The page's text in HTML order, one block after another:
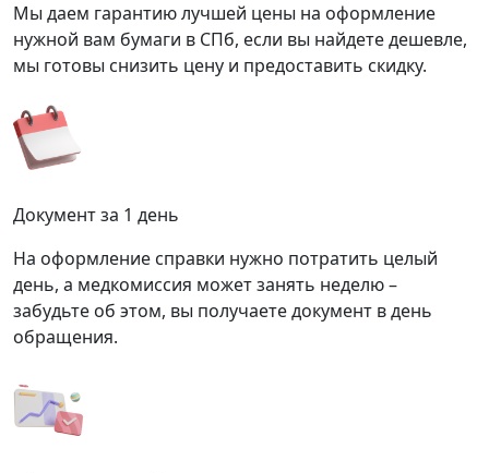
Мы даем гарантию лучшей цены на оформление
нужной вам бумаги в СПб, если вы найдете дешевле,
мы готовы снизить цену и предоставить скидку.
Документ за 1 день
На оформление справки нужно потратить целый
день, а медкомиссия может занять неделю –
забудьте об этом, вы получаете документ в день
обращения.